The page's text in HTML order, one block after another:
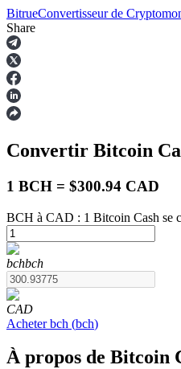
Contrats à terme
Futures USDT
Futures utilisant l'USDT
BitrueConvertisseur de
Share
Convertir Bitcoin
1 BCH = $300.94 CAD
BCH à CAD : 1 Bitcoin Cash se
bchbch
CAD
Acheter bch (bch)
À propos de Bitcoin